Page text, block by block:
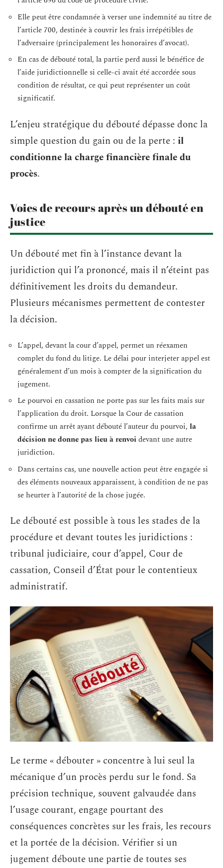
Elle peut être condamnée à verser une indemnité au titre de
l’article 700, destinée à couvrir les frais irrépétibles de
l’adversaire (principalement les honoraires d’avocat).
En cas de débouté total, la partie perd aussi le bénéfice de
l’aide juridictionnelle si celle-ci avait été accordée sous
condition de résultat, ce qui peut représenter un coût
significatif.
L’enjeu stratégique du débouté dépasse donc la
simple question du gain ou de la perte : il
conditionne la charge financière finale du
procès.
Voies de recours après un débouté en
justice
Un débouté met fin à l’instance devant la
juridiction qui l’a prononcé, mais il n’éteint pas
définitivement les droits du demandeur.
Plusieurs mécanismes permettent de contester
la décision.
L’appel, devant la cour d’appel, permet un réexamen
complet du fond du litige. Le délai pour interjeter appel est
généralement d’un mois à compter de la signification du
jugement.
Le pourvoi en cassation ne porte pas sur les faits mais sur
l’application du droit. Lorsque la Cour de cassation
confirme un arrêt ayant débouté l’auteur du pourvoi, la
décision ne donne pas lieu à renvoidevant une autre
juridiction.
Dans certains cas, une nouvelle action peut être engagée si
des éléments nouveaux apparaissent, à condition de ne pas
se heurter à l’autorité de la chose jugée.
Le débouté est possible à tous les stades de la
procédure et devant toutes les juridictions :
tribunal judiciaire, cour d’appel, Cour de
cassation, Conseil d’État pour le contentieux
administratif.
Le terme « débouter » concentre à lui seul la
mécanique d’un procès perdu sur le fond. Sa
précision technique, souvent galvaudée dans
l’usage courant, engage pourtant des
conséquences concrètes sur les frais, les recours
et la portée de la décision. Vérifier si un
jugement déboute une partie de toutes ses